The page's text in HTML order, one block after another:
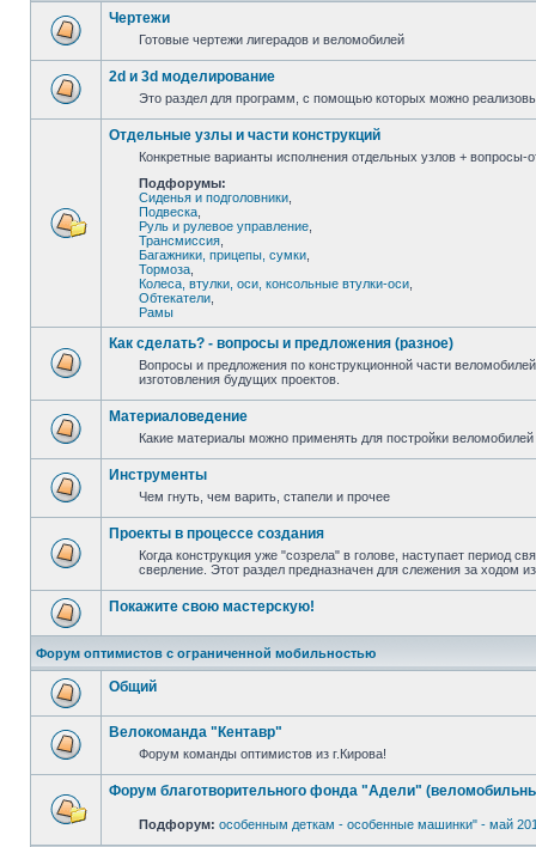
Чертежи
Готовые чертежи лигерадов и веломобилей
2d и 3d моделирование
Это раздел для программ, с помощью которых можно
Отдельные узлы и части конструкций
Конкретные варианты исполнения отдельных узлов + вопросы-
Подфорумы:
Сиденья и подголовники
Подвеска
Руль и рулевое управление
Трансмиссия
Багажники, прицепы, сумки
Тормоза
Колеса, втулки, оси, консольные втулки-оси
Обтекатели
Рамы
Как сделать? - вопросы и предложения (разное)
Вопросы и предложения по конструкционной части
изготовления будущих проектов.
Материаловедение
Какие материалы можно применять для постройки
Инструменты
Чем гнуть, чем варить, стапели и прочее
Проекты в процессе создания
Когда конструкция уже "созрела" в голове, наступает период
сверление. Этот раздел предназначен для слежения за ходом
Покажите свою мастерскую!
Форум оптимистов с ограниченной мобильностью
Общий
Велокоманда "Кентавр"
Форум команды оптимистов из г.Кирова!
Форум благотворительного фонда "Адели"
Подфорум: особенным деткам - особенные машинки" - май